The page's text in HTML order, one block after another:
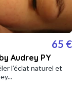
Audrey PY
65 €
l’éclat naturel et